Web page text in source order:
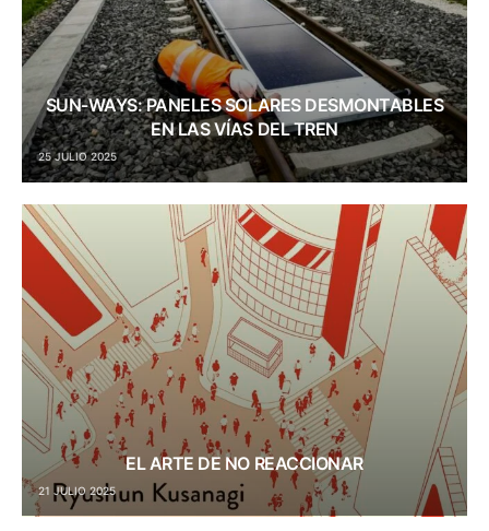
SUN-WAYS: PANELES SOLARES DESMONTABLES
EN LAS VÍAS DEL TREN
25 JULIO 2025
EL ARTE DE NO REACCIONAR
21 JULIO 2025